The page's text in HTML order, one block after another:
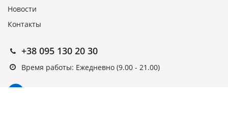
Новости
Контакты
+38 095 130 20 30
Время работы: Ежедневно (9.00 - 21.00)